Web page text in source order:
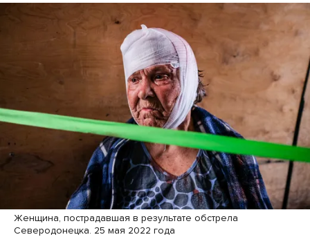
Женщина, пострадавшая в результате обстрела
Северодонецка. 25 мая 2022 года